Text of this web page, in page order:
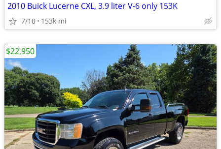
2010 Buick Lucerne CXL, 3.9 liter V-6 only 153K
7/10 153k mi
$22,950